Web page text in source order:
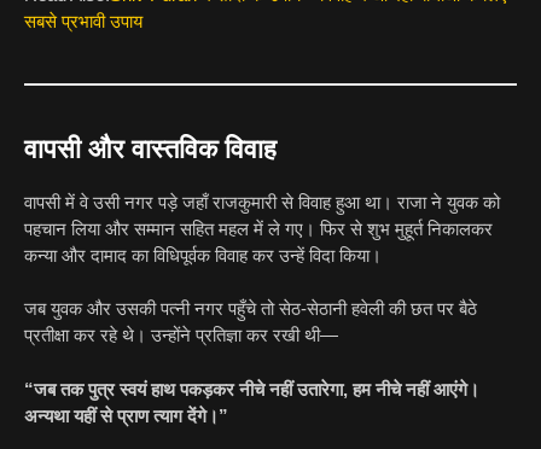
सबसे प्रभावी उपाय
वापसी और वास्तविक विवाह
वापसी में वे उसी नगर पड़े जहाँ राजकुमारी से विवाह हुआ था। राजा ने युवक को
पहचान लिया और सम्मान सहित महल में ले गए। फिर से शुभ मुहूर्त निकालकर
कन्या और दामाद का विधिपूर्वक विवाह कर उन्हें विदा किया।
जब युवक और उसकी पत्नी नगर पहुँचे तो सेठ-सेठानी हवेली की छत पर बैठे
प्रतीक्षा कर रहे थे। उन्होंने प्रतिज्ञा कर रखी थी—
“जब तक पुत्र स्वयं हाथ पकड़कर नीचे नहीं उतारेगा, हम नीचे नहीं आएंगे।
अन्यथा यहीं से प्राण त्याग देंगे।”